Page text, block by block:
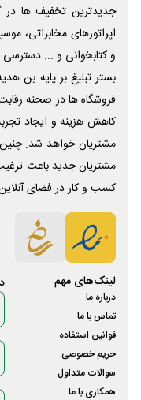
جدیدترین تخفیف ها در
اپراتورهای مخابراتی،
و کتابخوانی و ... دسترسی
بستر تبلیغ بر پایه بن
فروشگاه ها در صحنه
کاهش هزینه و ایجاد
مشتریان خواهد شد.
مشتریان جدید باعث
کسب و کار در فضای
لینک‌های مهم
درباره ما
تماس با ما
قوانین استفاده
حریم خصوصی
سوالات متداول
همکاری با ما